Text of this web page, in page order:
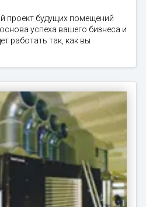
проект будущих помещений
успеха вашего бизнеса и
работать так, как вы